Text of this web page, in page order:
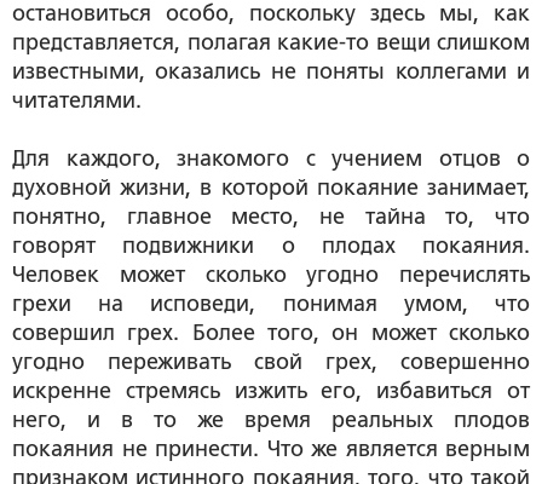
остановиться особо, поскольку здесь мы, как
представляется, полагая какие-то вещи слишком
известными, оказались не поняты коллегами и
читателями.
Для каждого, знакомого с учением отцов о
духовной жизни, в которой покаяние занимает,
понятно, главное место, не тайна то, что
говорят подвижники о плодах покаяния.
Человек может сколько угодно перечислять
грехи на исповеди, понимая умом, что
совершил грех. Более того, он может сколько
угодно переживать свой грех, совершенно
искренне стремясь изжить его, избавиться от
него, и в то же время реальных плодов
покаяния не принести. Что же является верным
признаком истинного покаяния, того, что такой